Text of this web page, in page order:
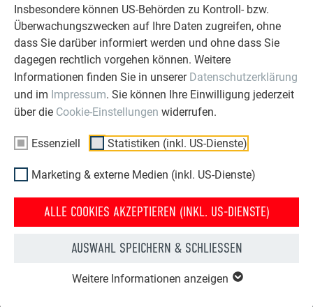
Insbesondere können US-Behörden zu Kontroll- bzw.
Überwachungszwecken auf Ihre Daten zugreifen, ohne
dass Sie darüber informiert werden und ohne dass Sie
dagegen rechtlich vorgehen können. Weitere
Informationen finden Sie in unserer Datenschutzerklärung
und im Impressum. Sie können Ihre Einwilligung jederzeit
über die Cookie-Einstellungen widerrufen.
Essenziell Statistiken (inkl. US-Dienste)
Marketing & externe Medien (inkl. US-Dienste)
ALLE COOKIES AKZEPTIEREN (INKL. US-DIENSTE)
AUSWAHL SPEICHERN & SCHLIESSEN
Weitere Informationen anzeigen